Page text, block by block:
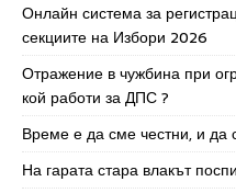
Онлайн система за
секциите на Избори 2026
Отражение в чужбина при
кой работи за ДПС ?
Време е да сме честни, и да
На гарата стара влакът